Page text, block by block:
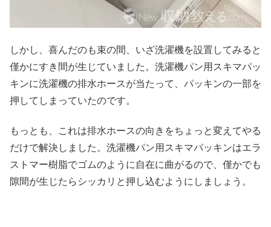
しかし、喜んだのも束の間、いざ洗濯機を設置してみると
僅かにすき間が生じていました。洗濯機パン用スキマパッ
キンに洗濯機の排水ホースが当たって、パッキンの一部を
押してしまっていたのです。
もっとも、これは排水ホースの向きをちょっと変えてやる
だけで解決しました。洗濯機パン用スキマパッキンはエラ
ストマー樹脂でゴムのように自在に曲がるので、僅かでも
隙間が生じたらシッカリと押し込むようにしましょう。